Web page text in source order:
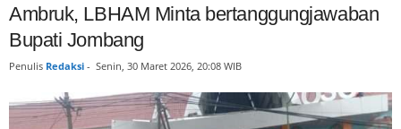
Ambruk, LBHAM Minta bertanggungjawaban
Bupati Jombang
Penulis Redaksi - Senin, 30 Maret 2026, 20:08 WIB